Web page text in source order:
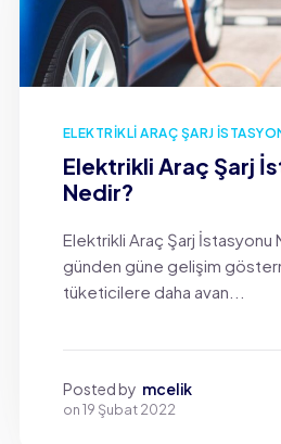
ELEKTRIKLI ARAÇ ŞARJ
Elektrikli Araç Şarj
Nedir?
Elektrikli Araç Şarj İstasyonu
günden güne gelişim
tüketicilere daha avan...
Posted by mcelik
on19 Şubat 2022